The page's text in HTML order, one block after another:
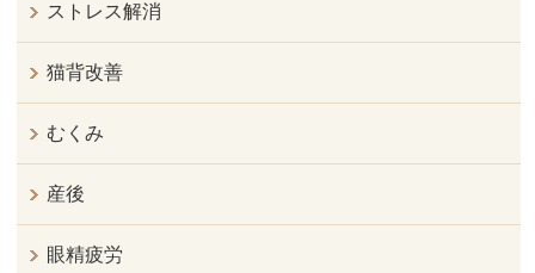
ストレス解消
猫背改善
むくみ
産後
眼精疲労